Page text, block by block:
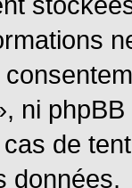
ni
de
données.